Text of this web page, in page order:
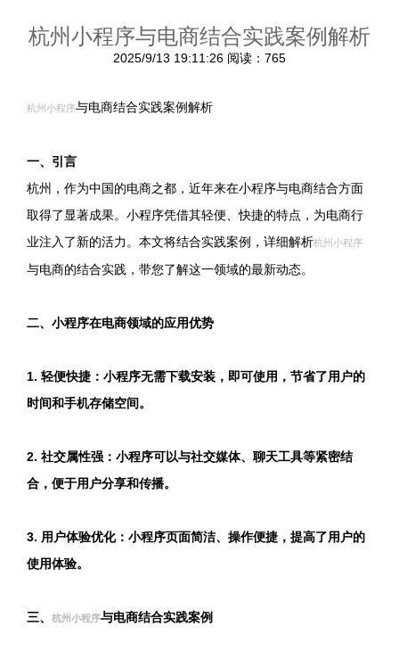
杭州小程序与电商结合实践案例解析
2025/9/13 19:11:26 阅读：765
杭州小程序与电商结合实践案例解析
一、引言
杭州，作为中国的电商之都，近年来在小程序与电商结合方面
取得了显著成果。小程序凭借其轻便、快捷的特点，为电商行
业注入了新的活力。本文将结合实践案例，详细解析杭州小程序
与电商的结合实践，带您了解这一领域的最新动态。
二、小程序在电商领域的应用优势
1. 轻便快捷：小程序无需下载安装，即可使用，节省了用户的
时间和手机存储空间。
2. 社交属性强：小程序可以与社交媒体、聊天工具等紧密结
合，便于用户分享和传播。
3. 用户体验优化：小程序页面简洁、操作便捷，提高了用户的
使用体验。
三、 杭州小程序与电商结合实践案例